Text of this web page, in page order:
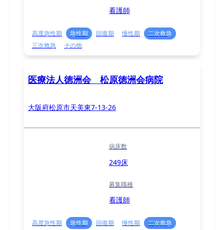
看護師
高度急性期 急性期 回復期 慢性期
二次救急
三次救急
その他
医療法人徳洲会 松原徳洲会病院
大阪府松原市天美東7-13-26
病床数
249床
募集職種
看護師
高度急性期 急性期 回復期 慢性期
二次救急